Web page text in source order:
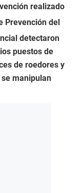
realizado
Prevención del
detectaron
puestos de
de roedores y
manipulan